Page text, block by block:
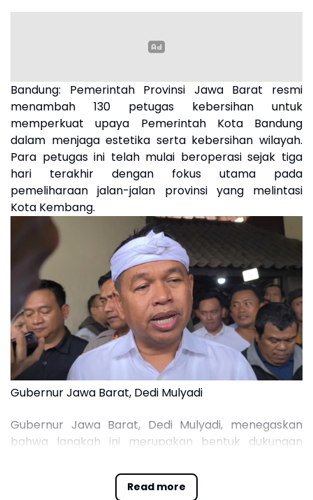
Read more
Bandung: Pemerintah Provinsi Jawa Barat resmi
menambah 130 petugas kebersihan untuk
memperkuat upaya Pemerintah Kota Bandung
dalam menjaga estetika serta kebersihan wilayah.
Para petugas ini telah mulai beroperasi sejak tiga
hari terakhir dengan fokus utama pada
pemeliharaan jalan-jalan provinsi yang melintasi
Kota Kembang.
Gubernur Jawa Barat, Dedi Mulyadi
Gubernur Jawa Barat, Dedi Mulyadi, menegaskan
bahwa langkah ini merupakan bentuk dukungan
menjadi lebih tertata dan asri.